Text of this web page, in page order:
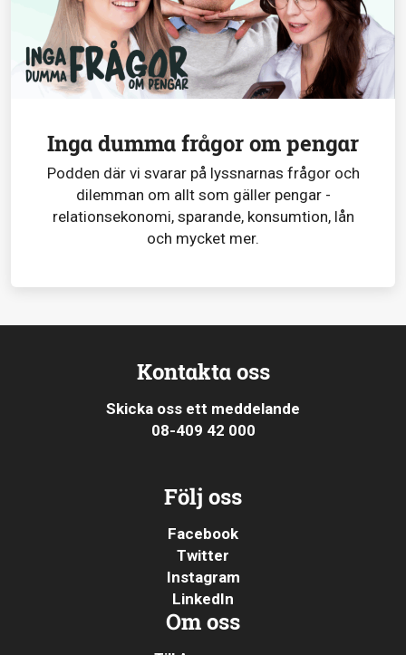
Inga dumma frågor om pengar
Podden där vi svarar på lyssnarnas frågor och
dilemman om allt som gäller pengar -
relationsekonomi, sparande, konsumtion, lån
och mycket mer.
Kontakta oss
Skicka oss ett meddelande
08-409 42 000
Följ oss
Facebook
Twitter
Instagram
LinkedIn
Om oss